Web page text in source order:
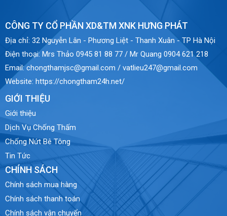
CÔNG TY CỔ PHẦN XD&TM XNK HƯNG PHÁT
Địa chỉ: 32 Nguyễn Lân - Phương Liệt - Thanh Xuân - TP Hà Nội
Điện thoại: Mrs Thảo 0945 81 88 77 / Mr Quang 0904 621 218
Email:chongthamjsc@gmail.com / vatlieu247@gmail.com
Website: https://chongtham24h.net/
GIỚI THIỆU
Giới thiệu
Dịch Vụ Chống Thấm
Chống Nứt Bê Tông
Tin Tức
CHÍNH SÁCH
Chính sách mua hàng
Chính sách thanh toán
Chính sách vận chuyển